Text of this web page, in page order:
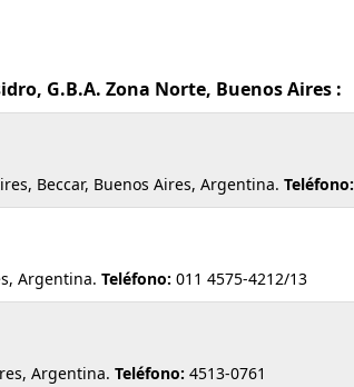
G.B.A. Zona Norte, Buenos Aires :
Beccar, Buenos Aires, Argentina. Teléfono:
Argentina. Teléfono: 011 4575-4212/13
Argentina. Teléfono: 4513-0761